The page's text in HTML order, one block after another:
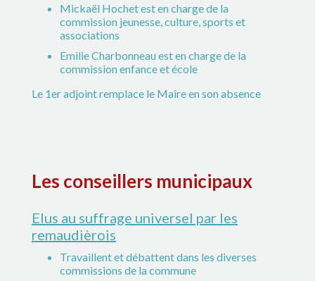
Mickaël Hochet est en charge de la
commission jeunesse, culture, sports et
associations
Emilie Charbonneau est en charge de la
commission enfance et école
Le 1er adjoint remplace le Maire en son absence
Les conseillers municipaux
Elus au suffrage universel par les
remaudièrois
Travaillent et débattent dans les diverses
commissions de la commune